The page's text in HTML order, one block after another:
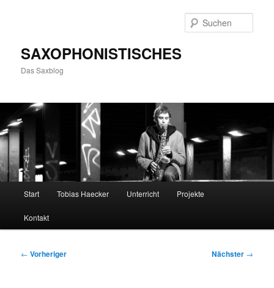
SAXOPHONISTISCHES
Das Saxblog
Start Tobias Haecker Unterricht Projekte
Kontakt
Beitragsnavigation
← Vorheriger Nächster →